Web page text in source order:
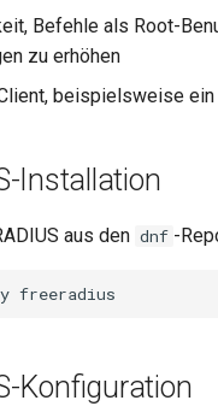
Befehle als Root-
zu erhöhen
beispielsweise
Installation
aus den dnf -
Konfiguration